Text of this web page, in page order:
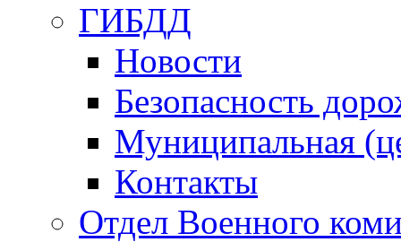
ГИБДД
Новости
Безопасность
Муниципальная
Контакты
Отдел Военного